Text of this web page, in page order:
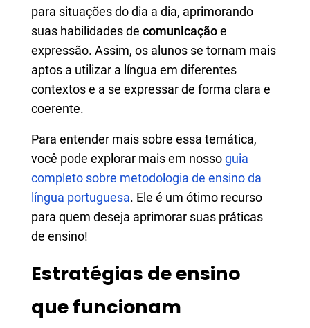
para situações do dia a dia, aprimorando
suas habilidades de comunicaçãoe
expressão. Assim, os alunos se tornam mais
aptos a utilizar a língua em diferentes
contextos e a se expressar de forma clara e
coerente.
Para entender mais sobre essa temática,
você pode explorar mais em nossoguia
completo sobre metodologia de ensino da
língua portuguesa. Ele é um ótimo recurso
para quem deseja aprimorar suas práticas
de ensino!
Estratégias de ensino
que funcionam